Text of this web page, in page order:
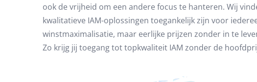
ook de vrijheid om een andere focus te hanteren. Wij
kwalitatieve IAM-oplossingen toegankelijk zijn voor
winstmaximalisatie, maar eerlijke prijzen zonder in te
Zo krijg jij toegang tot topkwaliteit IAM zonder de